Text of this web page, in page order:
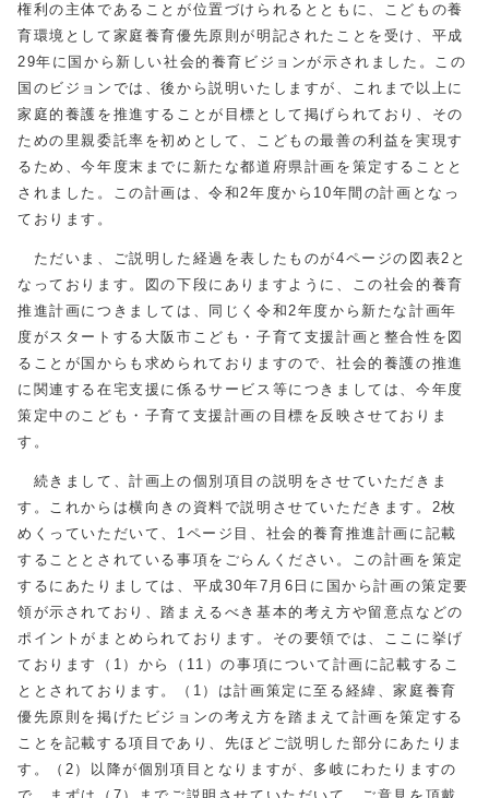
権利の主体であることが位置づけられるとともに、こどもの養
育環境として家庭養育優先原則が明記されたことを受け、平成
29年に国から新しい社会的養育ビジョンが示されました。この
国のビジョンでは、後から説明いたしますが、これまで以上に
家庭的養護を推進することが目標として掲げられており、その
ための里親委託率を初めとして、こどもの最善の利益を実現す
るため、今年度末までに新たな都道府県計画を策定することと
されました。この計画は、令和2年度から10年間の計画となっ
ております。
ただいま、ご説明した経過を表したものが4ページの図表2と
なっております。図の下段にありますように、この社会的養育
推進計画につきましては、同じく令和2年度から新たな計画年
度がスタートする大阪市こども・子育て支援計画と整合性を図
ることが国からも求められておりますので、社会的養護の推進
に関連する在宅支援に係るサービス等につきましては、今年度
策定中のこども・子育て支援計画の目標を反映させておりま
す。
続きまして、計画上の個別項目の説明をさせていただきま
す。これからは横向きの資料で説明させていただきます。2枚
めくっていただいて、1ページ目、社会的養育推進計画に記載
することとされている事項をごらんください。この計画を策定
するにあたりましては、平成30年7月6日に国から計画の策定要
領が示されており、踏まえるべき基本的考え方や留意点などの
ポイントがまとめられております。その要領では、ここに挙げ
ております（1）から（11）の事項について計画に記載するこ
ととされております。（1）は計画策定に至る経緯、家庭養育
優先原則を掲げたビジョンの考え方を踏まえて計画を策定する
ことを記載する項目であり、先ほどご説明した部分にあたりま
す。（2）以降が個別項目となりますが、多岐にわたりますの